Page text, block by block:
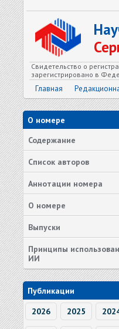
Свидетельство о
зарегистрировано в
Главная
О номере
Содержание
Список авторов
Аннотации номера
О номере
Выпуски
Принципы
ИИ
Публикации
2026
2025